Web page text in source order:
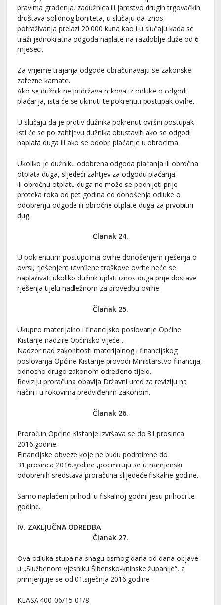
pravima građenja, zadužnica ili jamstvo drugih trgovačkih
društava solidnog boniteta, u slučaju da iznos
potraživanja prelazi 20.000 kuna kao i u slučaju kada se
traži jednokratna odgoda naplate na razdoblje duže od 6
mjeseci.
Za vrijeme trajanja odgode obračunavaju se zakonske
zatezne kamate.
Ako se dužnik ne pridržava rokova iz odluke o odgodi
plaćanja, ista će se ukinuti te pokrenuti postupak ovrhe.
U slučaju da je protiv dužnika pokrenut ovršni postupak
isti će se po zahtjevu dužnika obustaviti ako se odgodi
naplata duga ili ako se odobri plaćanje u obrocima.
Ukoliko je dužniku odobrena odgoda plaćanja ili obročna
otplata duga, sljedeći zahtjev za odgodu plaćanja
ili obročnu otplatu duga ne može se podnijeti prije
proteka roka od pet godina od donošenja odluke o
odobrenju odgode ili obročne otplate duga za prvobitni
dug.
Članak 24.
U pokrenutim postupcima ovrhe donošenjem rješenja o
ovrsi, rješenjem utvrđene troškove ovrhe neće se
naplaćivati ukoliko dužnik uplati iznos duga prije dostave
rješenja tijelu nadležnom za provedbu ovrhe.
Članak 25.
Ukupno materijalno i financijsko poslovanje Općine
Kistanje nadzire Općinsko vijeće .
Nadzor nad zakonitosti materijalnog i financijskog
poslovanja Općine Kistanje provodi Ministarstvo financija,
odnosno drugo zakonom određeno tijelo.
Reviziju proračuna obavlja Državni ured za reviziju na
način i u rokovima predviđenim zakonom.
Članak 26.
Proračun Općine Kistanje izvršava se do 31.prosinca
2016.godine.
Financijske obveze koje ne budu podmirene do
31.prosinca 2016.godine ,podmiruju se iz namjenski
odobrenih sredstava proračuna slijedeće fiskalne godine.
Samo naplaćeni prihodi u fiskalnoj godini jesu prihodi te
godine.
IV. ZAKLJUČNA ODREDBA
Članak 27.
Ova odluka stupa na snagu osmog dana od dana objave
u „Službenom vjesniku Šibensko-kninske županije“, a
primjenjuje se od 01.siječnja 2016.godine.
KLASA:400-06/15-01/8